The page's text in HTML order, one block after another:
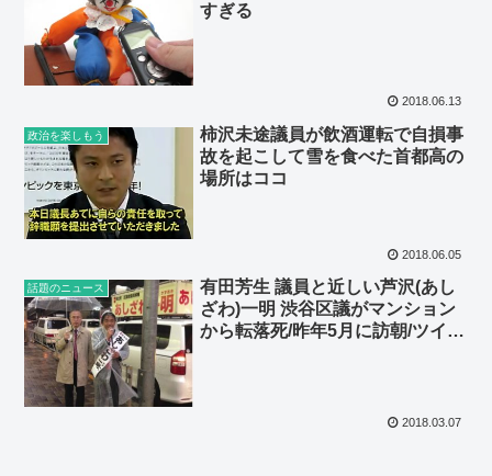
すぎる
2018.06.13
政治を楽しもう
柿沢未途議員が飲酒運転で自損事
故を起こして雪を食べた首都高の
場所はココ
2018.06.05
話題のニュース
有田芳生 議員と近しい芦沢(あし
ざわ)一明 渋谷区議がマンション
から転落死/昨年5月に訪朝/ツイー
2018.03.07